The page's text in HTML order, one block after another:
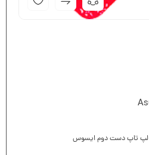
لپ تاپ دست دوم ایسوس